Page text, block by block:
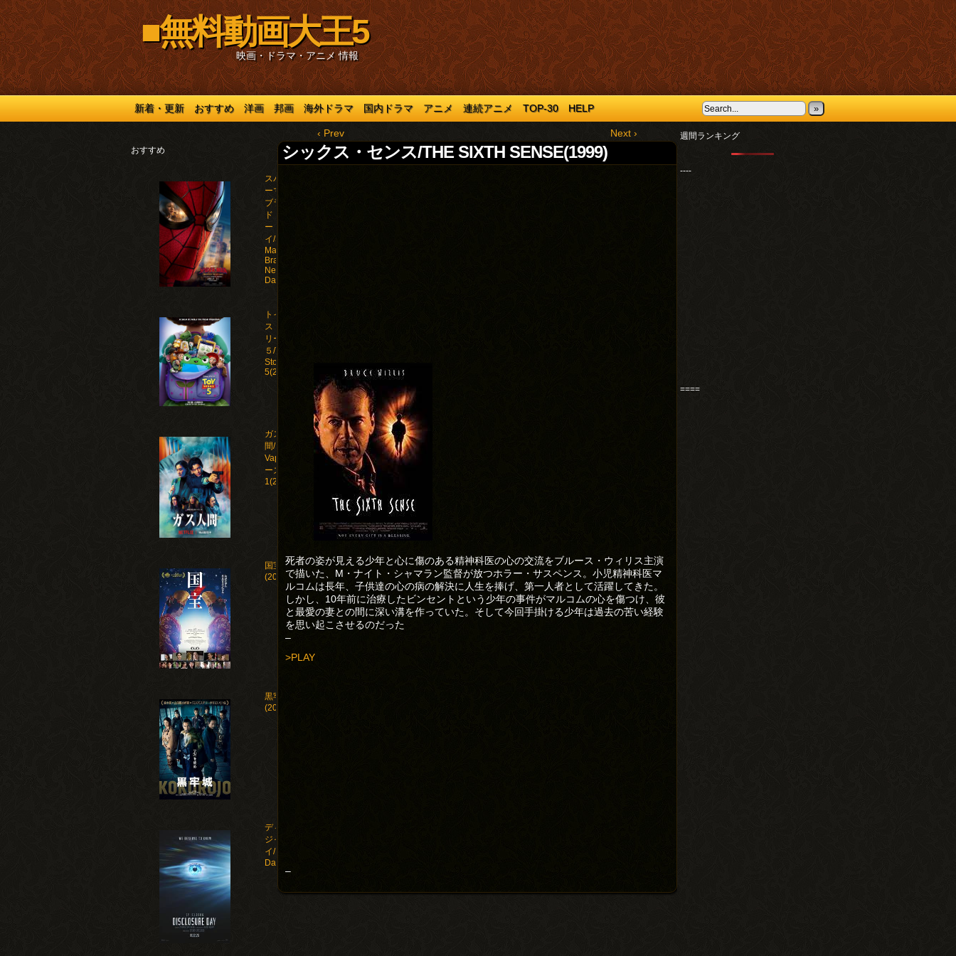
■無料動画大王5
映画・ドラマ・アニメ 情報
新着・更新 おすすめ 洋画 邦画 海外ドラマ 国内ドラマ アニメ 連続アニメ TOP-30 HELP »
おすすめ
スパイダ
ーマン：
ブラン
ド・ニュ
ー・デ
イ/Spider-
Man:
Brand
New
Day(2026)
トイ・
ストー
リー
５/Toy
Story
5(2026)
ガス人
間/Human
Vapor シ
ーズン
1(2026)
国宝
(2025)
黒牢城
(2026)
ディスクロー
ジャー・デ
イ/Disclosure
Day(2026)
‹ Prev Next ›
シックス・センス/THE SIXTH SENSE(1999)
死者の姿が見える少年と心に傷のある精神科医の心の交流をブルース・ウィリス主演
で描いた、M・ナイト・シャマラン監督が放つホラー・サスペンス。小児精神科医マ
ルコムは長年、子供達の心の病の解決に人生を捧げ、第一人者として活躍してきた。
しかし、10年前に治療したビンセントという少年の事件がマルコムの心を傷つけ、彼
と最愛の妻との間に深い溝を作っていた。そして今回手掛ける少年は過去の苦い経験
を思い起こさせるのだった
–
>PLAY
–
週間ランキング
----
====